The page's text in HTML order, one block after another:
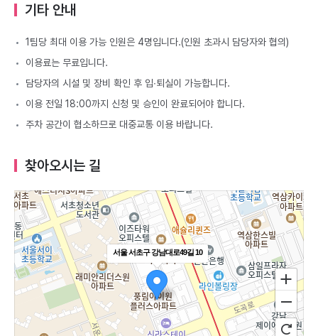
기타 안내
1팀당 최대 이용 가능 인원은 4명입니다.(인원 초과시 담당자와 협의)
이용료는 무료입니다.
담당자의 시설 및 장비 확인 후 입∙퇴실이 가능합니다.
이용 전일 18:00까지 신청 및 승인이 완료되어야 합니다.
주차 공간이 협소하므로 대중교통 이용 바랍니다.
찾아오시는 길
서울 서초구 강남대로49길 10